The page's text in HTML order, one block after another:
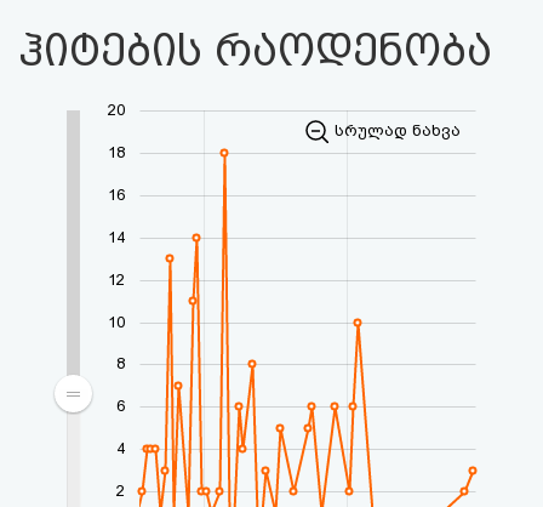
ჰიტების რაოდენობა
2
4
6
8
10
12
14
16
18
20
სრულად ნახვა